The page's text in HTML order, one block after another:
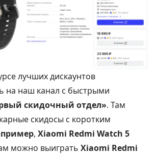
лучших дискаунтов
на наш канал с быстрыми
скидочный отдел». Там
скидосы с коротким
, Xiaomi Redmi Watch 5
можно выиграть Xiaomi Redmi